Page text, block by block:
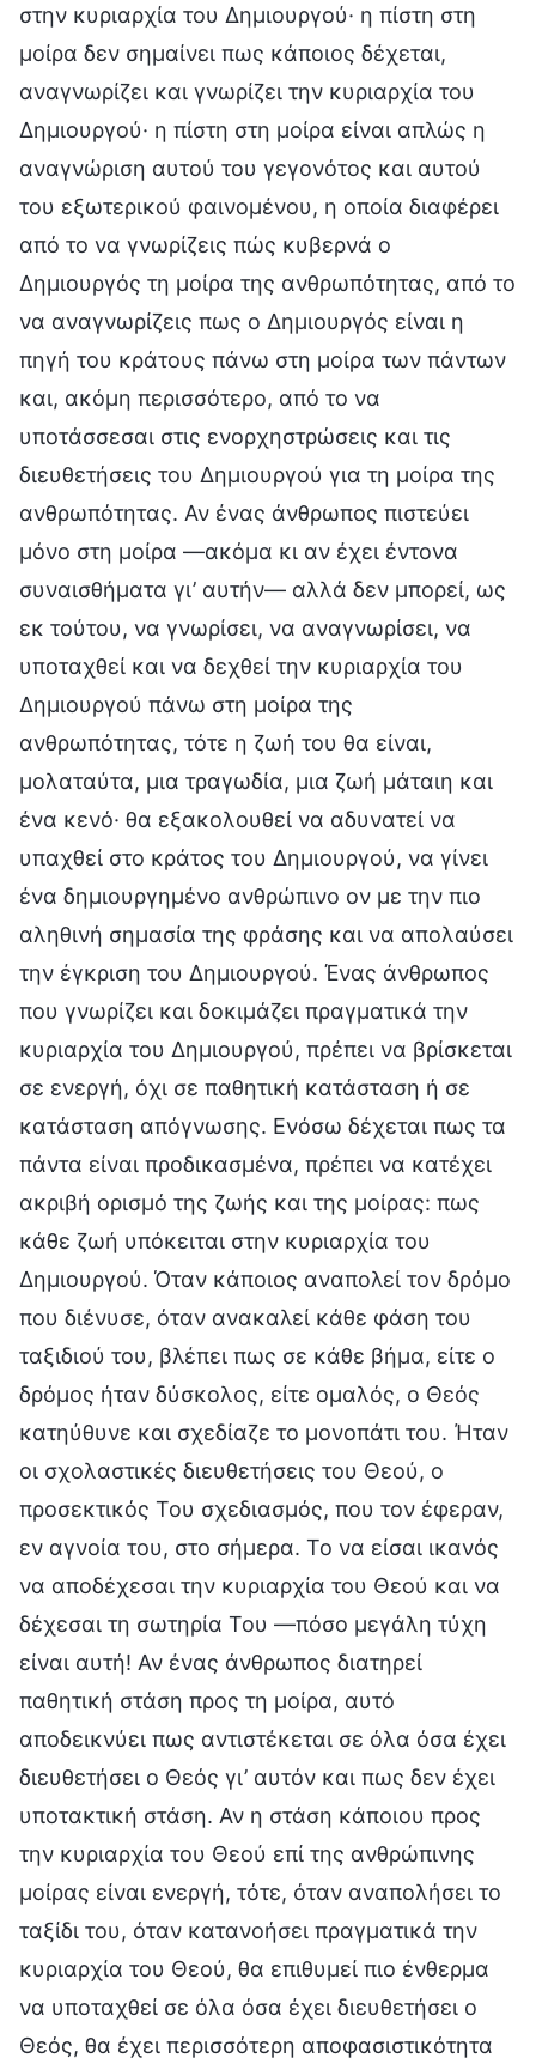
στην κυριαρχία του Δημιουργού· η πίστη στη
μοίρα δεν σημαίνει πως κάποιος δέχεται,
αναγνωρίζει και γνωρίζει την κυριαρχία του
Δημιουργού· η πίστη στη μοίρα είναι απλώς η
αναγνώριση αυτού του γεγονότος και αυτού
του εξωτερικού φαινομένου, η οποία διαφέρει
από το να γνωρίζεις πώς κυβερνά ο
Δημιουργός τη μοίρα της ανθρωπότητας, από το
να αναγνωρίζεις πως ο Δημιουργός είναι η
πηγή του κράτους πάνω στη μοίρα των πάντων
και, ακόμη περισσότερο, από το να
υποτάσσεσαι στις ενορχηστρώσεις και τις
διευθετήσεις του Δημιουργού για τη μοίρα της
ανθρωπότητας. Αν ένας άνθρωπος πιστεύει
μόνο στη μοίρα —ακόμα κι αν έχει έντονα
συναισθήματα γι’ αυτήν— αλλά δεν μπορεί, ως
εκ τούτου, να γνωρίσει, να αναγνωρίσει, να
υποταχθεί και να δεχθεί την κυριαρχία του
Δημιουργού πάνω στη μοίρα της
ανθρωπότητας, τότε η ζωή του θα είναι,
μολαταύτα, μια τραγωδία, μια ζωή μάταιη και
ένα κενό· θα εξακολουθεί να αδυνατεί να
υπαχθεί στο κράτος του Δημιουργού, να γίνει
ένα δημιουργημένο ανθρώπινο ον με την πιο
αληθινή σημασία της φράσης και να απολαύσει
την έγκριση του Δημιουργού. Ένας άνθρωπος
που γνωρίζει και δοκιμάζει πραγματικά την
κυριαρχία του Δημιουργού, πρέπει να βρίσκεται
σε ενεργή, όχι σε παθητική κατάσταση ή σε
κατάσταση απόγνωσης. Ενόσω δέχεται πως τα
πάντα είναι προδικασμένα, πρέπει να κατέχει
ακριβή ορισμό της ζωής και της μοίρας: πως
κάθε ζωή υπόκειται στην κυριαρχία του
Δημιουργού. Όταν κάποιος αναπολεί τον δρόμο
που διένυσε, όταν ανακαλεί κάθε φάση του
ταξιδιού του, βλέπει πως σε κάθε βήμα, είτε ο
δρόμος ήταν δύσκολος, είτε ομαλός, ο Θεός
κατηύθυνε και σχεδίαζε το μονοπάτι του. Ήταν
οι σχολαστικές διευθετήσεις του Θεού, ο
προσεκτικός Του σχεδιασμός, που τον έφεραν,
εν αγνοία του, στο σήμερα. Το να είσαι ικανός
να αποδέχεσαι την κυριαρχία του Θεού και να
δέχεσαι τη σωτηρία Του —πόσο μεγάλη τύχη
είναι αυτή! Αν ένας άνθρωπος διατηρεί
παθητική στάση προς τη μοίρα, αυτό
αποδεικνύει πως αντιστέκεται σε όλα όσα έχει
διευθετήσει ο Θεός γι’ αυτόν και πως δεν έχει
υποτακτική στάση. Αν η στάση κάποιου προς
την κυριαρχία του Θεού επί της ανθρώπινης
μοίρας είναι ενεργή, τότε, όταν αναπολήσει το
ταξίδι του, όταν κατανοήσει πραγματικά την
κυριαρχία του Θεού, θα επιθυμεί πιο ένθερμα
να υποταχθεί σε όλα όσα έχει διευθετήσει ο
Θεός, θα έχει περισσότερη αποφασιστικότητα